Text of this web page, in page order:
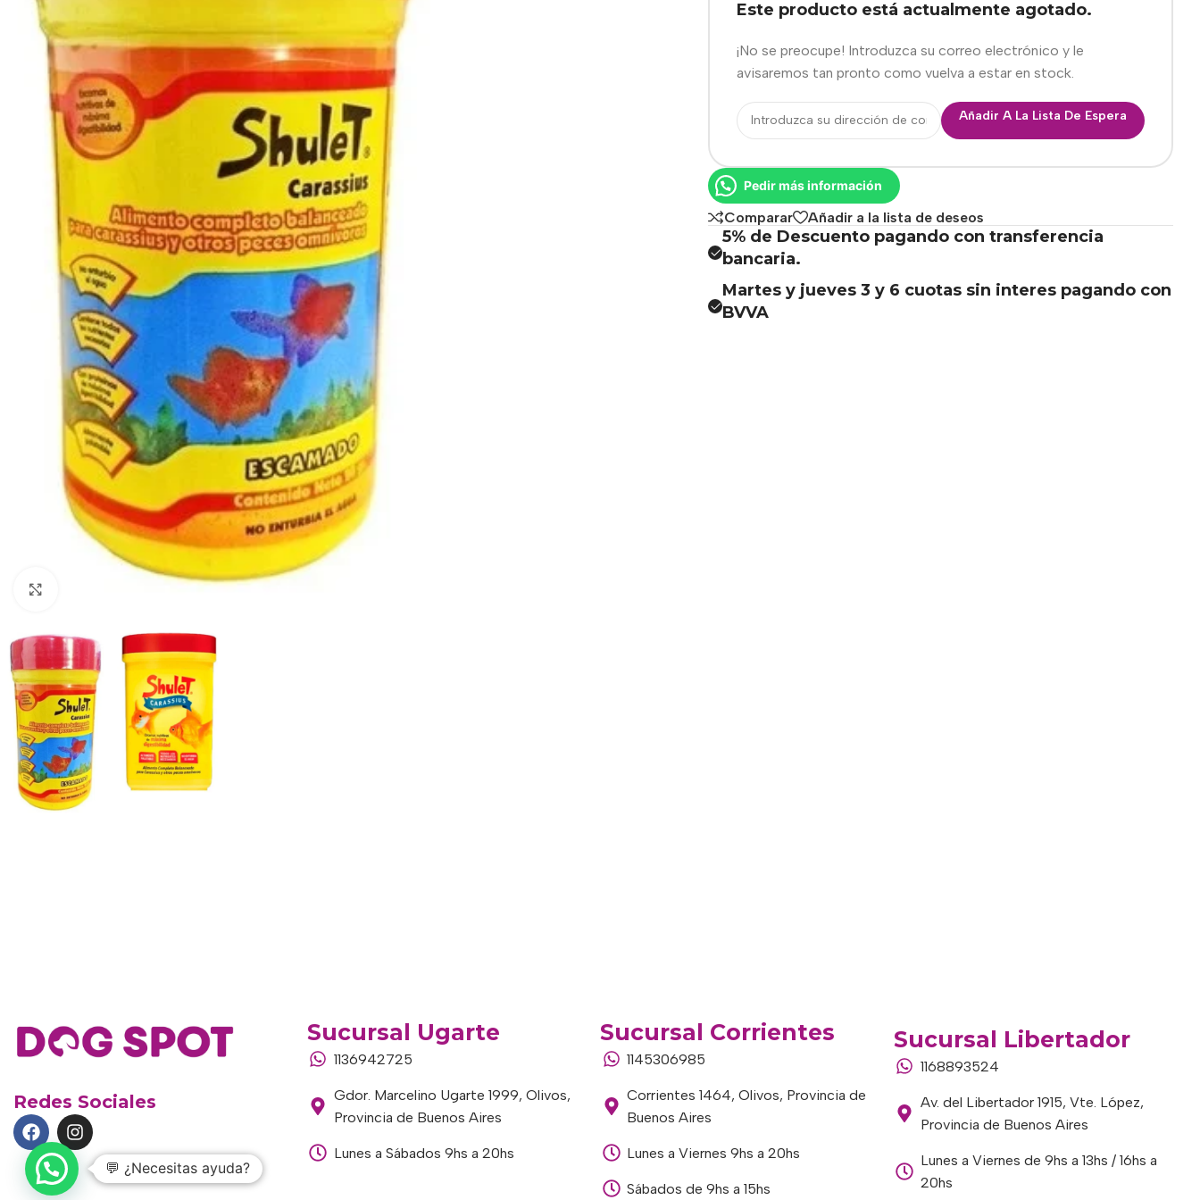
Haga clic para ampliar
Este producto está actualmente agotado.
¡No se preocupe! Introduzca su correo electrónico y le
avisaremos tan pronto como vuelva a estar en stock.
Añadir A La Lista De Espera
Pedir más información
Comparar Añadir a la lista de deseos
5% de Descuento pagando con transferencia
bancaria.
Martes y jueves 3 y 6 cuotas sin interes pagando con
BVVA
Redes Sociales
Sucursal Ugarte
1136942725
Gdor. Marcelino Ugarte 1999, Olivos,
Provincia de Buenos Aires
Lunes a Sábados 9hs a 20hs
Sucursal Corrientes
1145306985
Corrientes 1464, Olivos, Provincia de
Buenos Aires
Lunes a Viernes 9hs a 20hs
Sábados de 9hs a 15hs
Sucursal Libertador
1168893524
Av. del Libertador 1915, Vte. López,
Provincia de Buenos Aires
Lunes a Viernes de 9hs a 13hs / 16hs a
20hs
💬 ¿Necesitas ayuda?